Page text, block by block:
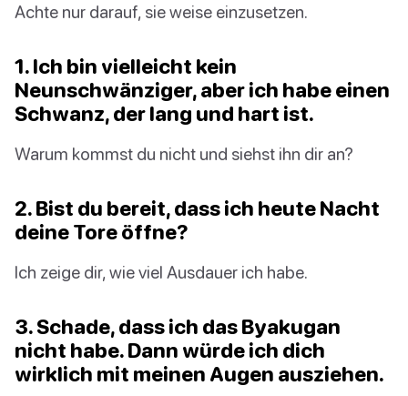
Achte nur darauf, sie weise einzusetzen.
1. Ich bin vielleicht kein
Neunschwänziger, aber ich habe einen
Schwanz, der lang und hart ist.
Warum kommst du nicht und siehst ihn dir an?
2. Bist du bereit, dass ich heute Nacht
deine Tore öffne?
Ich zeige dir, wie viel Ausdauer ich habe.
3. Schade, dass ich das Byakugan
nicht habe. Dann würde ich dich
wirklich mit meinen Augen ausziehen.